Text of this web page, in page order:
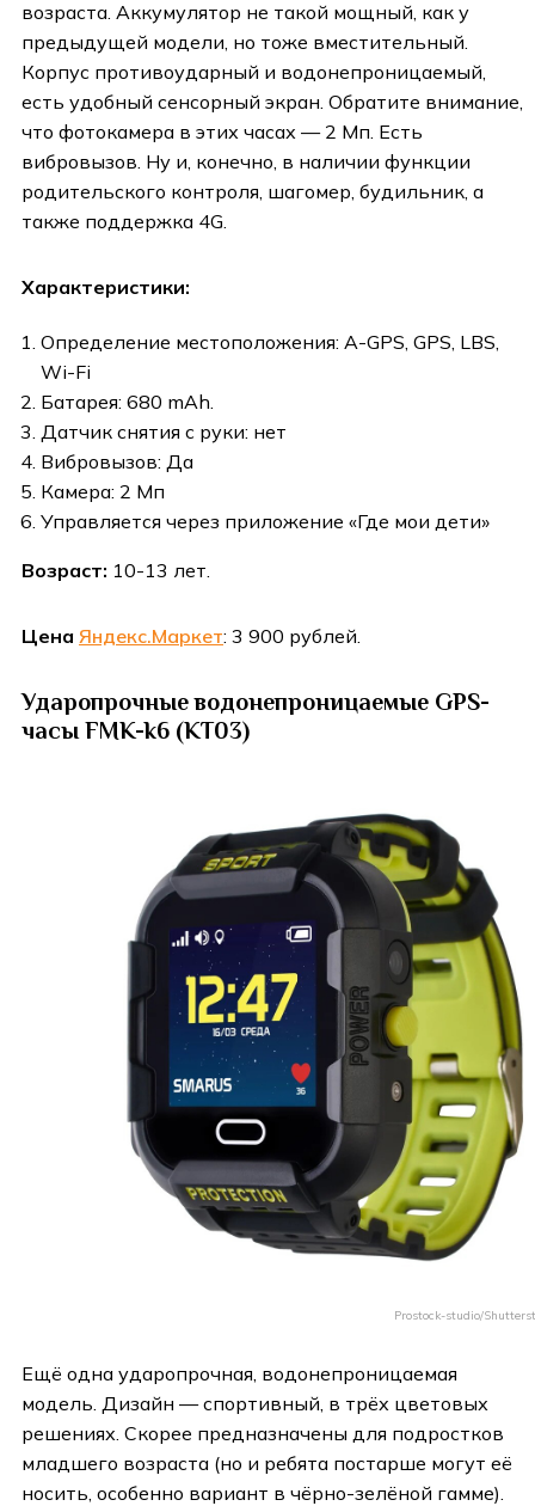
возраста. Аккумулятор не такой мощный, как у
предыдущей модели, но тоже вместительный.
Корпус противоударный и водонепроницаемый,
есть удобный сенсорный экран. Обратите внимание,
что фотокамера в этих часах — 2 Мп. Есть
вибровызов. Ну и, конечно, в наличии функции
родительского контроля, шагомер, будильник, а
также поддержка 4G.
Характеристики:
Определение местоположения: A-GPS, GPS, LBS,
Wi-Fi
Батарея: 680 mAh.
Датчик снятия с руки: нет
Вибровызов: Да
Камера: 2 Мп
Управляется через приложение «Где мои дети»
Возраст: 10-13 лет.
Цена Яндекс.Маркет: 3 900 рублей.
Ударопрочные водонепроницаемые GPS-
часы FMK-k6 (KT03)
Prostock-studio/
Ещё одна ударопрочная, водонепроницаемая
модель. Дизайн — спортивный, в трёх цветовых
решениях. Скорее предназначены для подростков
младшего возраста (но и ребята постарше могут её
носить, особенно вариант в чёрно-зелёной гамме).